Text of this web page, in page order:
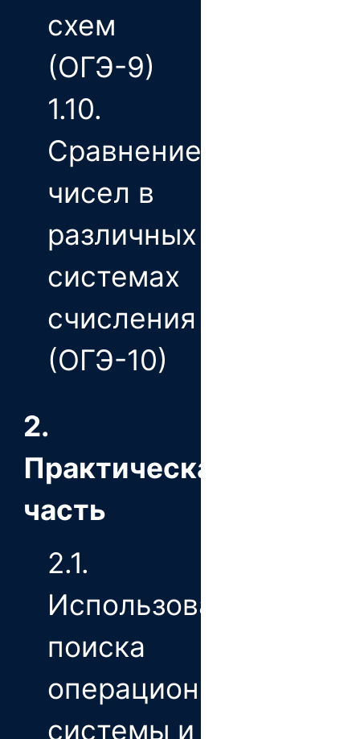
схем
(ОГЭ-9)
1.10.
Сравнение
чисел в
различных
системах
счисления
(ОГЭ-10)
2.
Практическая
часть
2.1.
Использование
поиска
операционной
системы и